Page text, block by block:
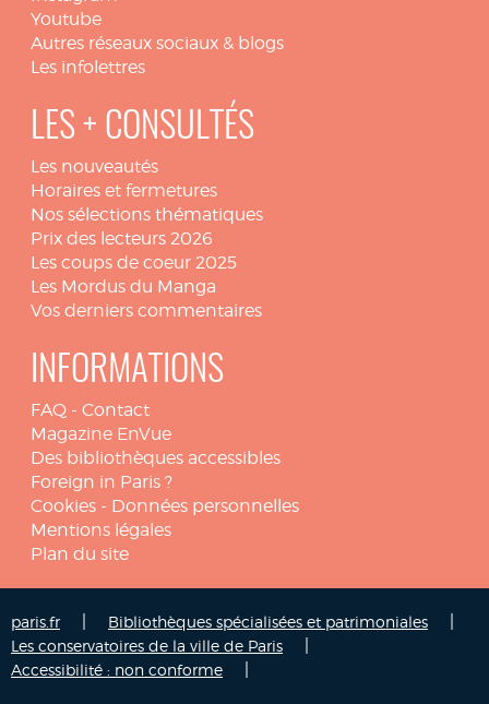
Youtube
Autres réseaux sociaux & blogs
Les infolettres
LES + CONSULTÉS
Les nouveautés
Horaires et fermetures
Nos sélections thématiques
Prix des lecteurs 2026
Les coups de coeur 2025
Les Mordus du Manga
Vos derniers commentaires
INFORMATIONS
FAQ - Contact
Magazine EnVue
Des bibliothèques accessibles
Foreign in Paris ?
Cookies - Données personnelles
Mentions légales
Plan du site
paris.fr Bibliothèques spécialisées et patrimoniales
Les conservatoires de la ville de Paris
Accessibilité : non conforme